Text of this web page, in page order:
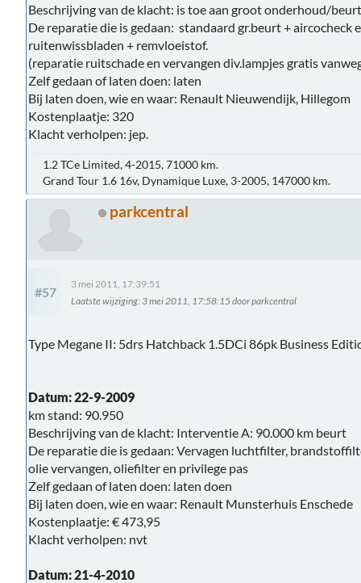
Beschrijving van de klacht: is toe aan groot onderhoud/beurt
De reparatie die is gedaan: standaard gr.beurt + aircocheck
ruitenwissbladen + remvloeistof.
(reparatie ruitschade en vervangen div.lampjes gratis
Zelf gedaan of laten doen: laten
Bij laten doen, wie en waar: Renault Nieuwendijk, Hillegom
Kostenplaatje: 320
Klacht verholpen: jep.
1.2 TCe Limited, 4-2015, 71000 km.
Grand Tour 1.6 16v, Dynamique Luxe, 3-2005, 147000 km.
parkcentral
#57
3 mei 2011, 17:39:51
Laatste wijziging: 3 mei 2011, 17:58:15 door parkcentral
Type Megane II: 5drs Hatchback 1.5DCi 86pk Business
Datum: 22-9-2009
km stand: 90.950
Beschrijving van de klacht: Interventie A: 90.000 km beurt
De reparatie die is gedaan: Vervagen luchtfilter,
olie vervangen, oliefilter en privilege pas
Zelf gedaan of laten doen: laten doen
Bij laten doen, wie en waar: Renault Munsterhuis Enschede
Kostenplaatje: € 473,95
Klacht verholpen: nvt
Datum: 21-4-2010